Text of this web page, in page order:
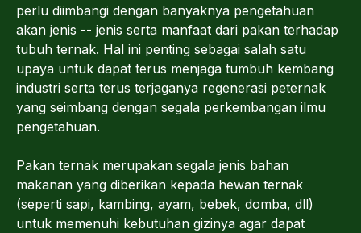
perlu diimbangi dengan banyaknya pengetahuan
akan jenis -- jenis serta manfaat dari pakan terhadap
tubuh ternak. Hal ini penting sebagai salah satu
upaya untuk dapat terus menjaga tumbuh kembang
industri serta terus terjaganya regenerasi peternak
yang seimbang dengan segala perkembangan ilmu
pengetahuan.
Pakan ternak merupakan segala jenis bahan
makanan yang diberikan kepada hewan ternak
(seperti sapi, kambing, ayam, bebek, domba, dll)
untuk memenuhi kebutuhan gizinya agar dapat